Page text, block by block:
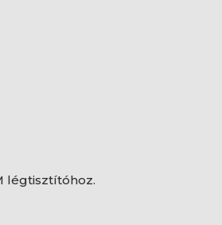
légtisztítóhoz.